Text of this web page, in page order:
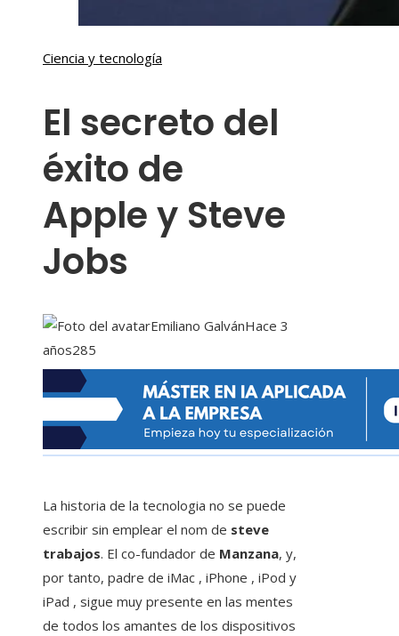
Ciencia y tecnología
El secreto del
éxito de
Apple y Steve
Jobs
Emiliano GalvánHace 3
años285
La historia de la tecnologia no se puede
escribir sin emplear el nom de steve
trabajos. El co-fundador de Manzana, y,
por tanto, padre de iMac , iPhone , iPod y
iPad , sigue muy presente en las mentes
de todos los amantes de los dispositivos